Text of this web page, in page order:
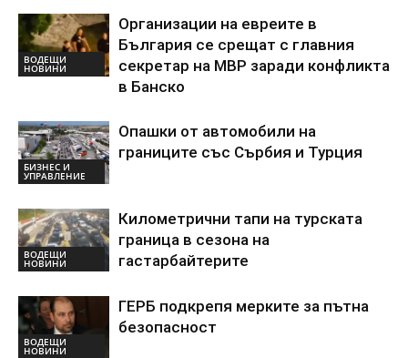
ВОДЕЩИ
НОВИНИ
Организации на евреите в
България се срещат с главния
секретар на МВР заради конфликта
в Банско
БИЗНЕС И
УПРАВЛЕНИЕ
Опашки от автомобили на
границите със Сърбия и Турция
ВОДЕЩИ
НОВИНИ
Километрични тапи на турската
граница в сезона на
гастарбайтерите
ВОДЕЩИ
НОВИНИ
ГЕРБ подкрепя мерките за пътна
безопасност